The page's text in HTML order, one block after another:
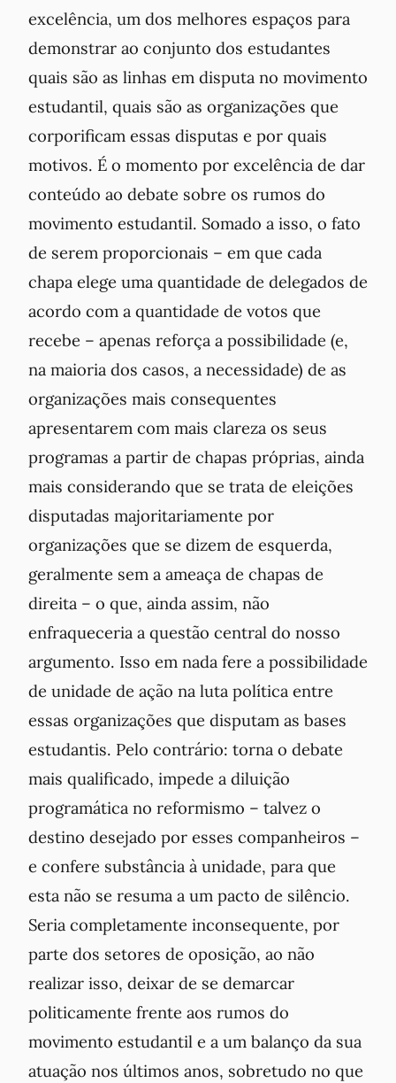
excelência, um dos melhores espaços para
demonstrar ao conjunto dos estudantes
quais são as linhas em disputa no movimento
estudantil, quais são as organizações que
corporificam essas disputas e por quais
motivos. É o momento por excelência de dar
conteúdo ao debate sobre os rumos do
movimento estudantil. Somado a isso, o fato
de serem proporcionais – em que cada
chapa elege uma quantidade de delegados de
acordo com a quantidade de votos que
recebe – apenas reforça a possibilidade (e,
na maioria dos casos, a necessidade) de as
organizações mais consequentes
apresentarem com mais clareza os seus
programas a partir de chapas próprias, ainda
mais considerando que se trata de eleições
disputadas majoritariamente por
organizações que se dizem de esquerda,
geralmente sem a ameaça de chapas de
direita – o que, ainda assim, não
enfraqueceria a questão central do nosso
argumento. Isso em nada fere a possibilidade
de unidade de ação na luta política entre
essas organizações que disputam as bases
estudantis. Pelo contrário: torna o debate
mais qualificado, impede a diluição
programática no reformismo – talvez o
destino desejado por esses companheiros –
e confere substância à unidade, para que
esta não se resuma a um pacto de silêncio.
Seria completamente inconsequente, por
parte dos setores de oposição, ao não
realizar isso, deixar de se demarcar
politicamente frente aos rumos do
movimento estudantil e a um balanço da sua
atuação nos últimos anos, sobretudo no que